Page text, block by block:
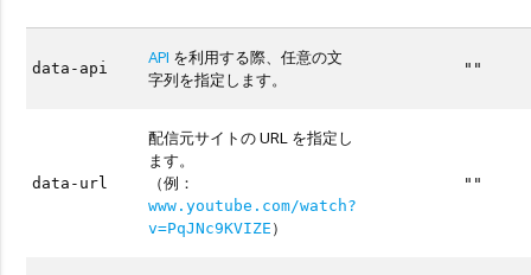
data-api
API を利用する際、任意の文
字列を指定します。
""
data-url
配信元サイトの URL を指定し
ます。
（例：
www.youtube.com/watch?
v=PqJNc9KVIZE ）
""